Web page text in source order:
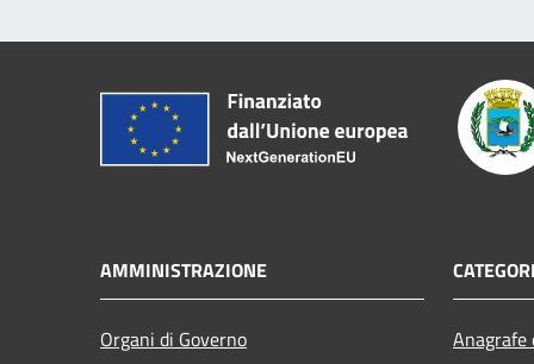
AMMINISTRAZIONE
Organi di Governo